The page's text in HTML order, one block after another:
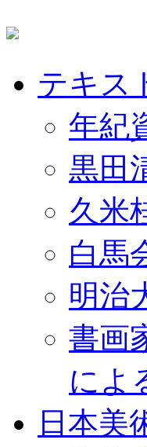
テキス
年紀
黒田
久米
白馬
明治
書画
によ
日本美